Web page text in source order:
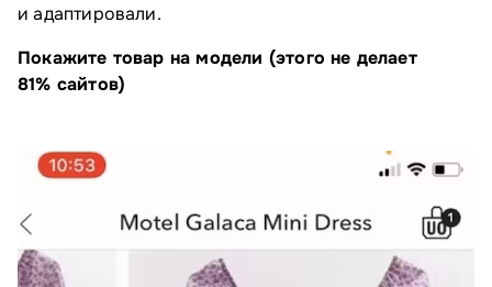
и адаптировали.
Покажите товар на модели (этого не делает
81% сайтов)